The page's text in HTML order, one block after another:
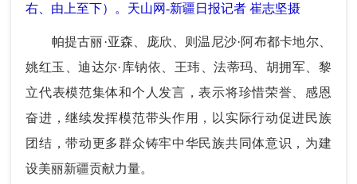
右、由上至下）。天山网-新疆日报记者 崔志坚摄
帕提古丽·亚森、庞欣、则温尼沙·阿布都卡地尔、
姚红玉、迪达尔·库钠依、王玮、法蒂玛、胡拥军、黎
立代表模范集体和个人发言，表示将珍惜荣誉、感恩
奋进，继续发挥模范带头作用，以实际行动促进民族
团结，带动更多群众铸牢中华民族共同体意识，为建
设美丽新疆贡献力量。